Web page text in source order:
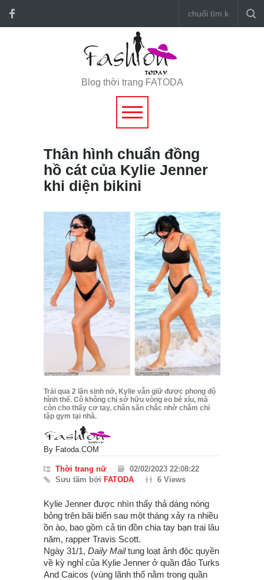
Blog thời trang FATODA
Thân hình chuẩn đồng
hồ cát của Kylie Jenner
khi diện bikini
Trải qua 2 lần sinh nở, Kylie vẫn giữ được phong độ
hình thể. Cô không chỉ sở hữu vòng eo bé xíu, mà
còn cho thấy cơ tay, chân săn chắc nhờ chăm chỉ
tập gym tại nhà.
By Fatoda.COM
Thời trang nữ
02/02/2023 22:08:22
Sưu tầm bởi FATODA 6 Views
Kylie Jenner được nhìn thấy thả dáng nóng
bỏng trên bãi biển sau một tháng xảy ra nhiều
ồn ào, bao gồm cả tin đồn chia tay bạn trai lâu
năm, rapper Travis Scott.
Ngày 31/1, Daily Mailtung loạt ảnh độc quyền
về kỳ nghỉ của Kylie Jenner ở quần đảo Turks
And Caicos (vùng lãnh thổ nằm trong quần